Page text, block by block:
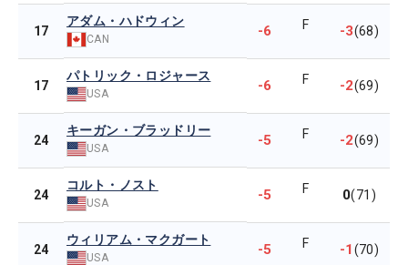
17
アダム・ハドウィン
CAN -6 F -3(68)
17
パトリック・ロジャース
USA -6 F -2(69)
24
キーガン・ブラッドリー
USA -5 F -2(69)
24
コルト・ノスト
USA -5 F 0(71)
24
ウィリアム・マクガート
USA -5 F -1(70)